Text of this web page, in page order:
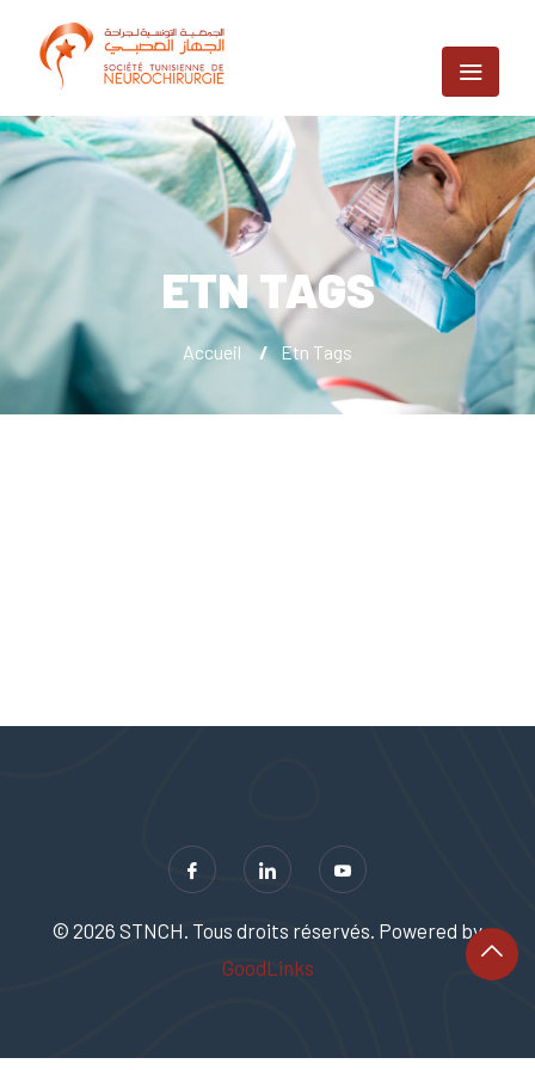
ETN TAGS
Accueil / Etn Tags
© 2026 STNCH. Tous droits réservés. Powered by
GoodLinks